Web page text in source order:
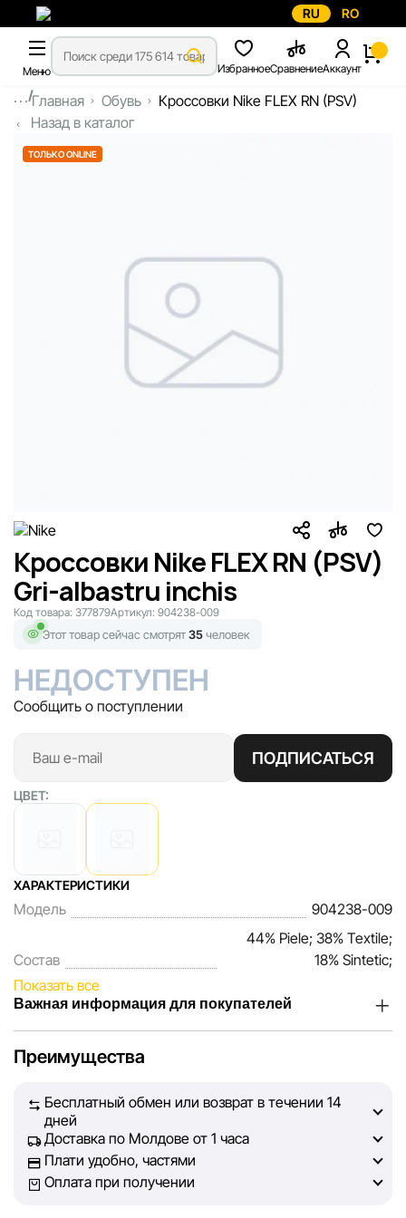
RU RO
Меню ИзбранноеСравнениеАккаунт
...Главная Обувь
Кроссовки Nike FLEX RN (PSV)
Назад в каталог
ТОЛЬКО ONLINE
Кроссовки Nike FLEX RN (PSV)
Gri-albastru inchis
Код товара: 377879Артикул: 904238-009
Этот товар сейчас смотрят35человек
НЕДОСТУПЕН
Сообщить о поступлении
ПОДПИСАТЬСЯ
ЦВЕТ:
ХАРАКТЕРИСТИКИ
Модель 904238-009
Состав
44% Piele; 38% Textile;
18% Sintetic;
Показать все
Важная информация для покупателей
наших покупателей. Каждый день мы работаем над тем,
на сайте, была максимально полной, объективной и
актуальной. Наша цель — обеспечить вас достоверной
информацией, чтобы вы смогли принять лучшее
решение о покупке.
Преимущества
Бесплатный обмен или возврат в течении 14
дней
Доставка по Молдове от 1 часа
Плати удобно, частями
Оплата при получении